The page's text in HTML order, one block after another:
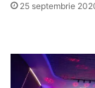
25 septembrie